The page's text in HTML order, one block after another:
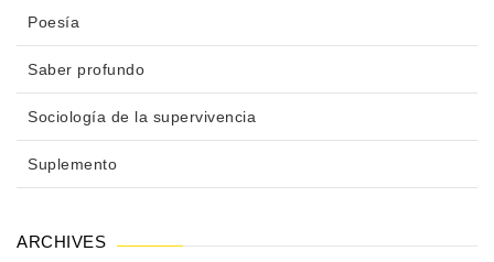
Poesía
Saber profundo
Sociología de la supervivencia
Suplemento
ARCHIVES